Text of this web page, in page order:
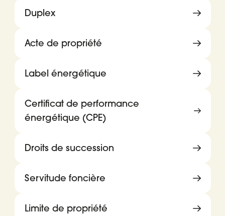
Duplex
Acte de propriété
Label énergétique
Certificat de performance
énergétique (CPE)
Droits de succession
Servitude foncière
Limite de propriété